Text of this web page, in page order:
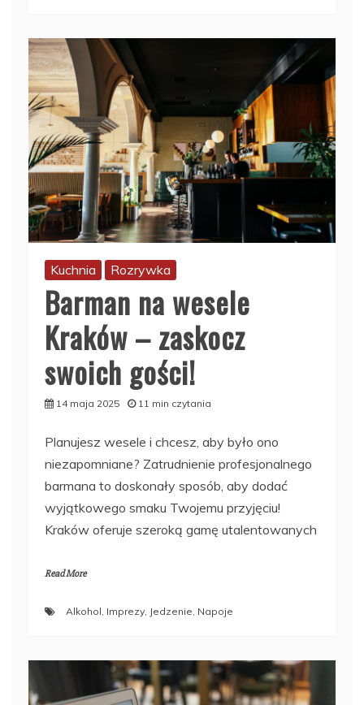
Kuchnia Rozrywka
Barman na wesele
Kraków – zaskocz
swoich gości!
14 maja 2025 11 min czytania
Planujesz wesele i chcesz, aby było ono
niezapomniane? Zatrudnienie profesjonalnego
barmana to doskonały sposób, aby dodać
wyjątkowego smaku Twojemu przyjęciu!
Kraków oferuje szeroką gamę utalentowanych
Read More
Alkohol, Imprezy, Jedzenie, Napoje